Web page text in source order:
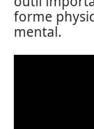
forme
mental.